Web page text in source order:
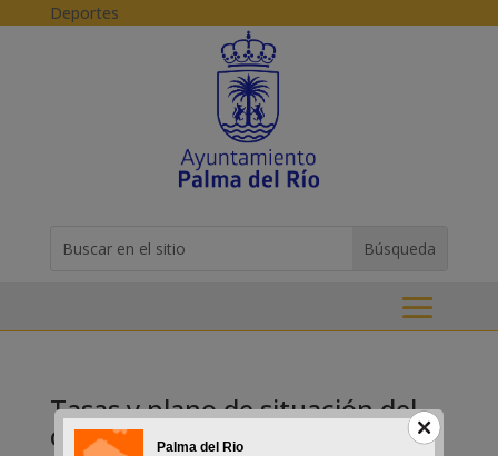
Skip to content
Deportes
for...
Tasas y plano de situación del
cementerioPalma del Rio